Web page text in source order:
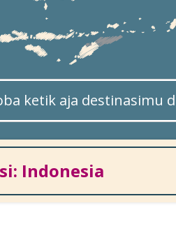
ketik aja destinasimu
Indonesia